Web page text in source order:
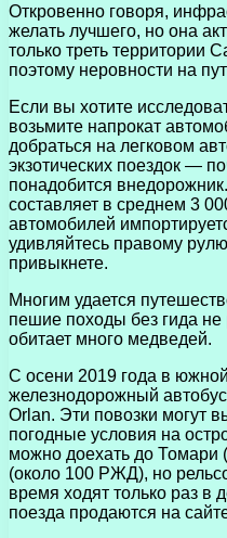
Откровенно говоря,
желать лучшего, но она
только треть территории
поэтому неровности на
Если вы хотите
возьмите напрокат
добраться на легковом
экзотических поездок —
понадобится
составляет в среднем 3
автомобилей
удивляйтесь правому
привыкнете.
Многим удается
пешие походы без гида
обитает много медведей.
С осени 2019 года в
железнодорожный
Orlan. Эти повозки могут
погодные условия на
можно доехать до Томари
(около 100 РЖД), но
время ходят только раз в
поезда продаются на